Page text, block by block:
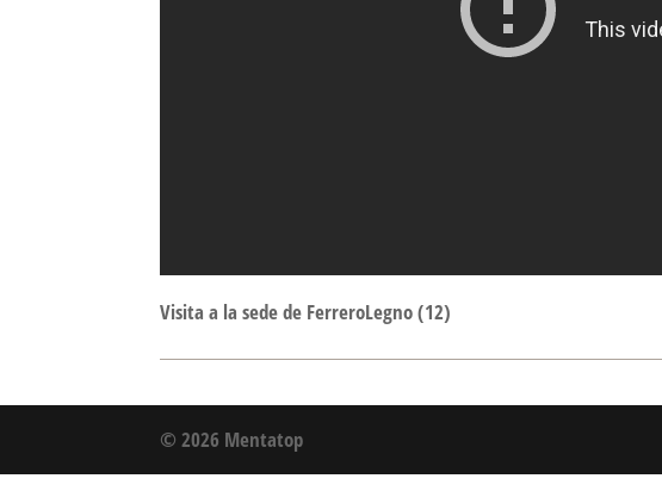
Visita a la sede de FerreroLegno (12)
© 2026 Mentatop